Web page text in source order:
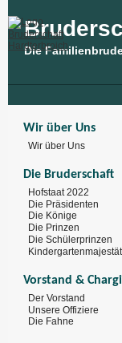
Die
Wir über Uns
Wir über Uns
Die Bruderschaft
Hofstaat 2022
Die Präsidenten
Die Könige
Die Prinzen
Die Schülerprinzen
Vorstand &
Der Vorstand
Unsere Offiziere
Die Fahne